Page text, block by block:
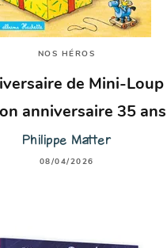
NOS HÉROS
de Mini-Loup
anniversaire 35 ans
Philippe Matter
08/04/2026